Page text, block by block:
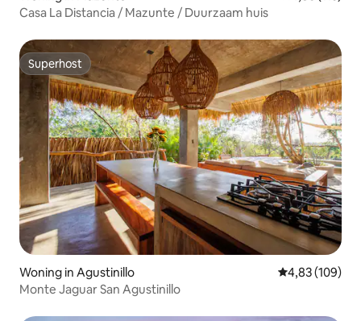
Casa La Distancia / Mazunte / Duurzaam huis
Superhost
Superhost
Woning in Agustinillo Gemiddelde
4,83 (109)
Monte Jaguar San Agustinillo